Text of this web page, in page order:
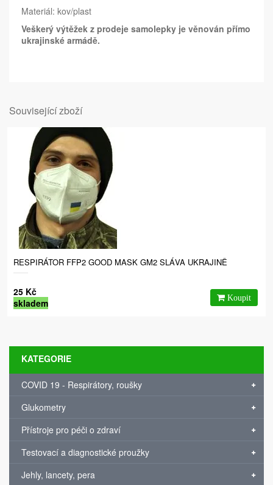
Materiál: kov/plast
Veškerý výtěžek z prodeje samolepky je věnován přímo
ukrajinské armádě.
Související zboží
RESPIRÁTOR FFP2 GOOD MASK GM2 SLÁVA UKRAJINĚ
25 Kč
skladem
KATEGORIE
COVID 19 - Respirátory, roušky
Glukometry
Přístroje pro péči o zdraví
Testovací a diagnostické proužky
Jehly, lancety, pera